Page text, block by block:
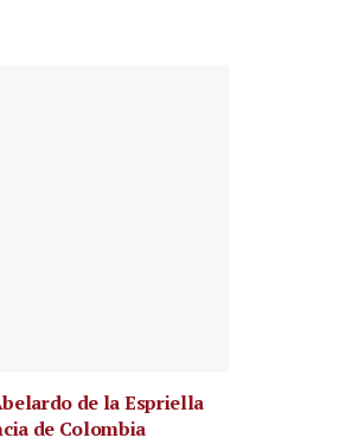
de la Espriella
de Colombia